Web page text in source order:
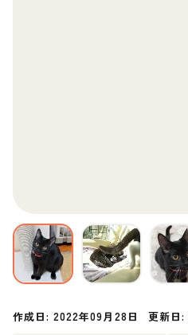
作成日:2022年09月28日 更新日: